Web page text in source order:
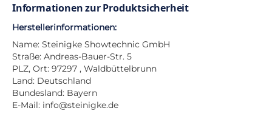
Informationen zur Produktsicherheit
Herstellerinformationen:
Name: Steinigke Showtechnic GmbH
Straße: Andreas-Bauer-Str. 5
PLZ, Ort: 97297 , Waldbüttelbrunn
Land: Deutschland
Bundesland: Bayern
E-Mail: info@steinigke.de